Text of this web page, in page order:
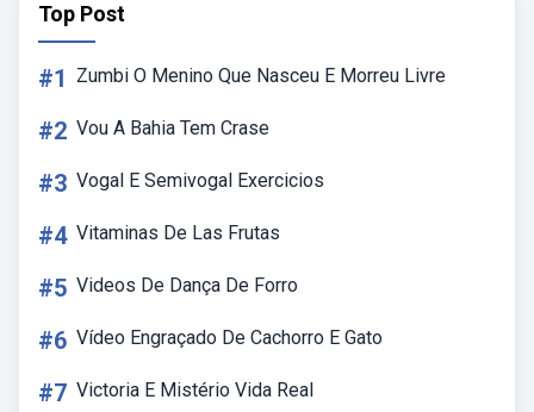
Top Post
#1 Zumbi O Menino Que Nasceu E Morreu Livre
#2 Vou A Bahia Tem Crase
#3 Vogal E Semivogal Exercicios
#4 Vitaminas De Las Frutas
#5 Videos De Dança De Forro
#6 Vídeo Engraçado De Cachorro E Gato
#7 Victoria E Mistério Vida Real